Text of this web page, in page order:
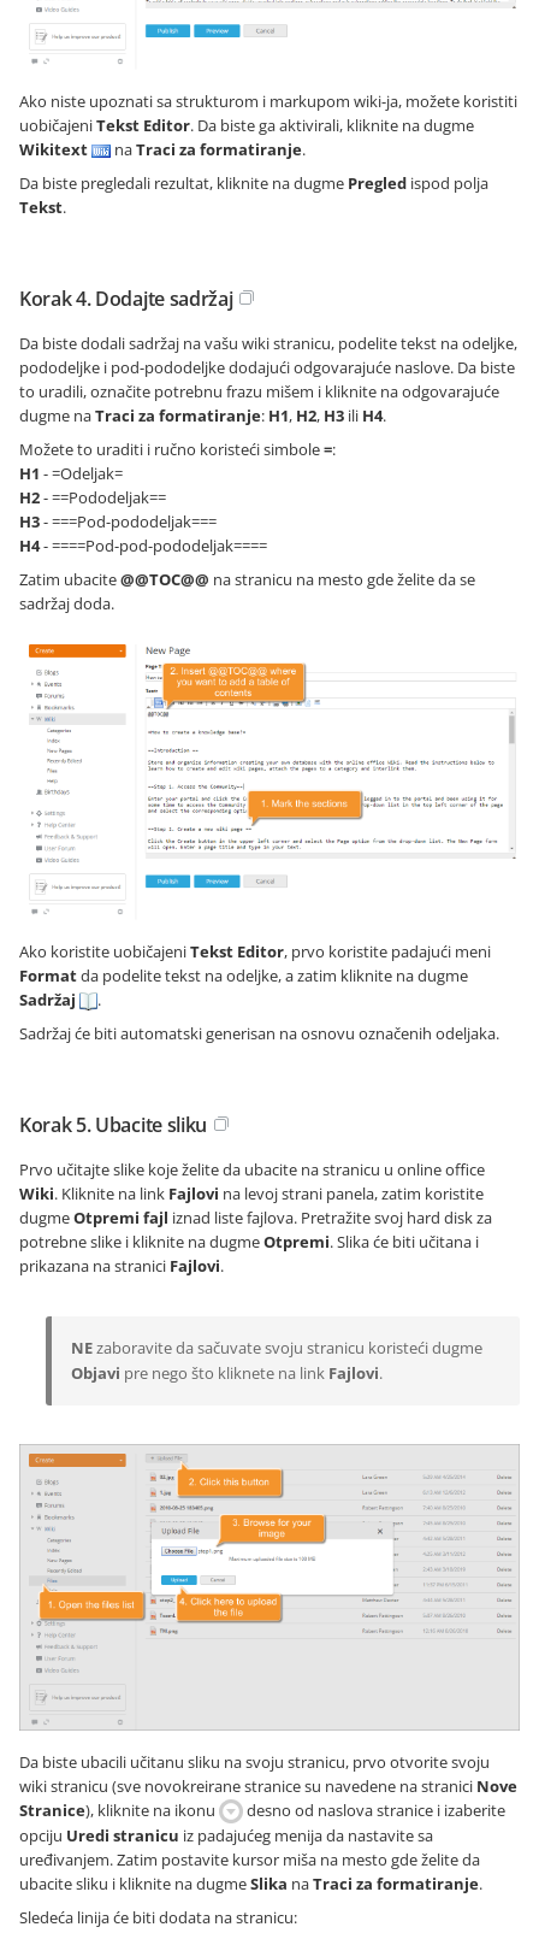
Ako niste upoznati sa strukturom i markupom wiki-ja, možete koristiti
uobičajeniTekst Editor. Da biste ga aktivirali, kliknite na dugme
Wikitext
naTraci za formatiranje.
Da biste pregledali rezultat, kliknite na dugme Pregled ispod polja
Tekst.
Korak 4. Dodajte sadržaj
Da biste dodali sadržaj na vašu wiki stranicu, podelite tekst na odeljke,
pododeljke i pod-pododeljke dodajući odgovarajuće naslove. Da biste
to uradili, označite potrebnu frazu mišem i kliknite na odgovarajuće
dugme naTraci za formatiranje: H1, H2, H3 ili H4.
Možete to uraditi i ručno koristeći simbole=:
H1 - =Odeljak=
H2- ==Pododeljak==
H3- ===Pod-pododeljak===
H4- ====Pod-pod-pododeljak====
Zatim ubacite@@TOC@@ na stranicu na mesto gde želite da se
sadržaj doda.
Ako koristite uobičajeniTekst Editor, prvo koristite padajući meni
Formatda podelite tekst na odeljke, a zatim kliknite na dugme
Sadržaj
.
Sadržaj će biti automatski generisan na osnovu označenih odeljaka.
Korak 5. Ubacite sliku
Prvo učitajte slike koje želite da ubacite na stranicu u online office
Wiki. Kliknite na link Fajlovi na levoj strani panela, zatim koristite
dugmeOtpremi fajl iznad liste fajlova. Pretražite svoj hard disk za
potrebne slike i kliknite na dugmeOtpremi. Slika će biti učitana i
prikazana na stranici Fajlovi.
NEzaboravite da sačuvate svoju stranicu koristeći dugme
Objavi pre nego što kliknete na link Fajlovi.
Da biste ubacili učitanu sliku na svoju stranicu, prvo otvorite svoju
wiki stranicu (sve novokreirane stranice su navedene na stranici Nove
Stranice), kliknite na ikonu
desno od naslova stranice i izaberite
opciju Uredi stranicu iz padajućeg menija da nastavite sa
uređivanjem. Zatim postavite kursor miša na mesto gde želite da
ubacite sliku i kliknite na dugmeSlika naTraci za formatiranje.
Sledeća linija će biti dodata na stranicu: